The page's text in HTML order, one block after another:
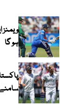
ہو گا